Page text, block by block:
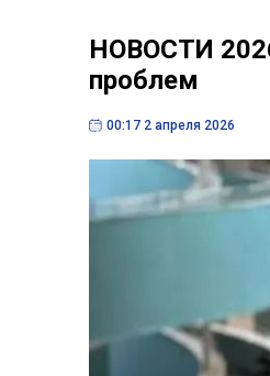
НОВОСТИ
проблем
00:17 2 апреля 2026